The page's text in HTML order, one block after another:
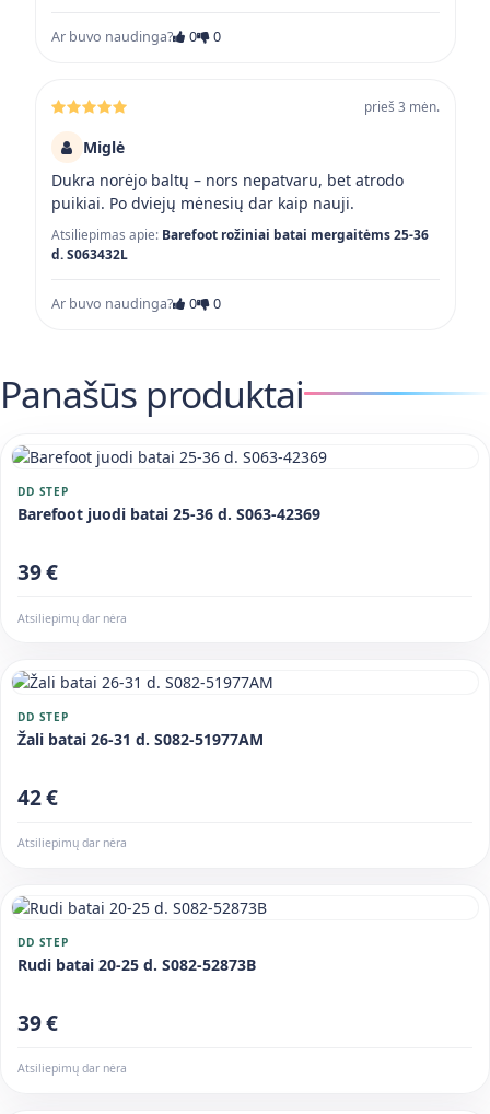
Ar buvo naudinga? 0 0
prieš 3 mėn.
Miglė
Dukra norėjo baltų – nors nepatvaru, bet atrodo
puikiai. Po dviejų mėnesių dar kaip nauji.
Atsiliepimas apie: Barefoot rožiniai batai mergaitėms 25-36
d. S063432L
Ar buvo naudinga? 0 0
Panašūs produktai
DD STEP
Barefoot juodi batai 25-36 d. S063-42369
39 €
Atsiliepimų dar nėra
DD STEP
Žali batai 26-31 d. S082-51977AM
42 €
Atsiliepimų dar nėra
DD STEP
Rudi batai 20-25 d. S082-52873B
39 €
Atsiliepimų dar nėra